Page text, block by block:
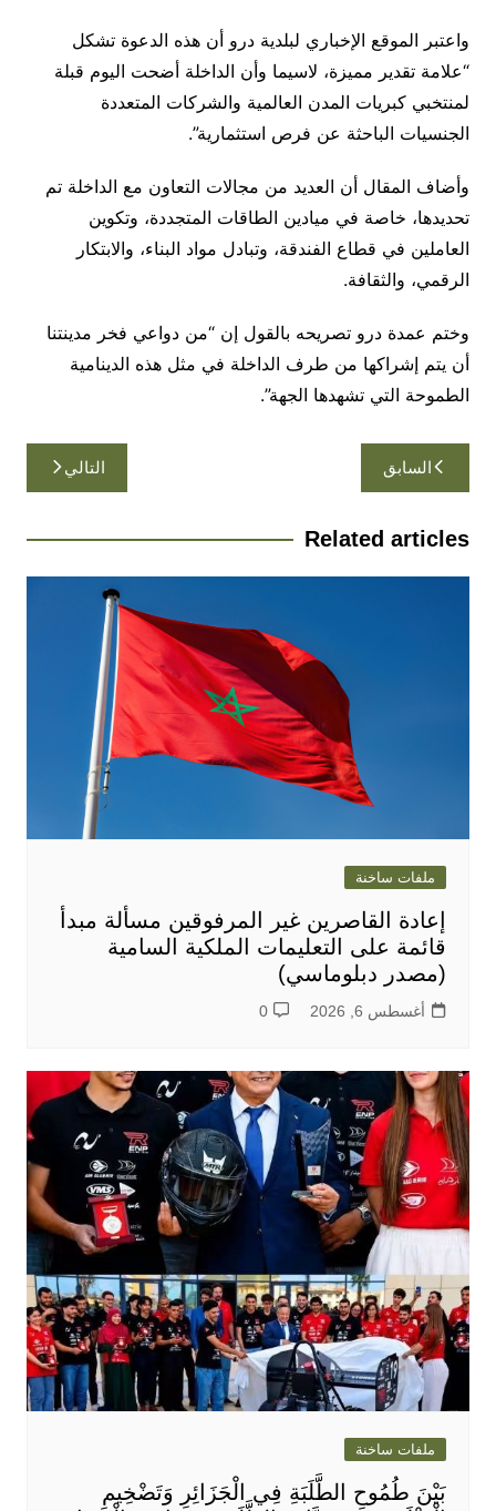
واعتبر الموقع الإخباري لبلدية درو أن هذه الدعوة تشكل
“علامة تقدير مميزة، لاسيما وأن الداخلة أضحت اليوم قبلة
لمنتخبي كبريات المدن العالمية والشركات المتعددة
الجنسيات الباحثة عن فرص استثمارية”.
وأضاف المقال أن العديد من مجالات التعاون مع الداخلة تم
تحديدها، خاصة في ميادين الطاقات المتجددة، وتكوين
العاملين في قطاع الفندقة، وتبادل مواد البناء، والابتكار
الرقمي، والثقافة.
وختم عمدة درو تصريحه بالقول إن “من دواعي فخر مدينتنا
أن يتم إشراكها من طرف الداخلة في مثل هذه الدينامية
الطموحة التي تشهدها الجهة”.
تصفّح
المقالات
السابق التالي
Related articles
ملفات ساخنة
إعادة القاصرين غير المرفوقين مسألة مبدأ
قائمة على التعليمات الملكية السامية
(مصدر دبلوماسي)
أغسطس 6, 2026 0
ملفات ساخنة
بَيْنَ طُمُوحِ الطَّلَبَةِ فِي الْجَزَائِرِ وَتَضْخِيمِ